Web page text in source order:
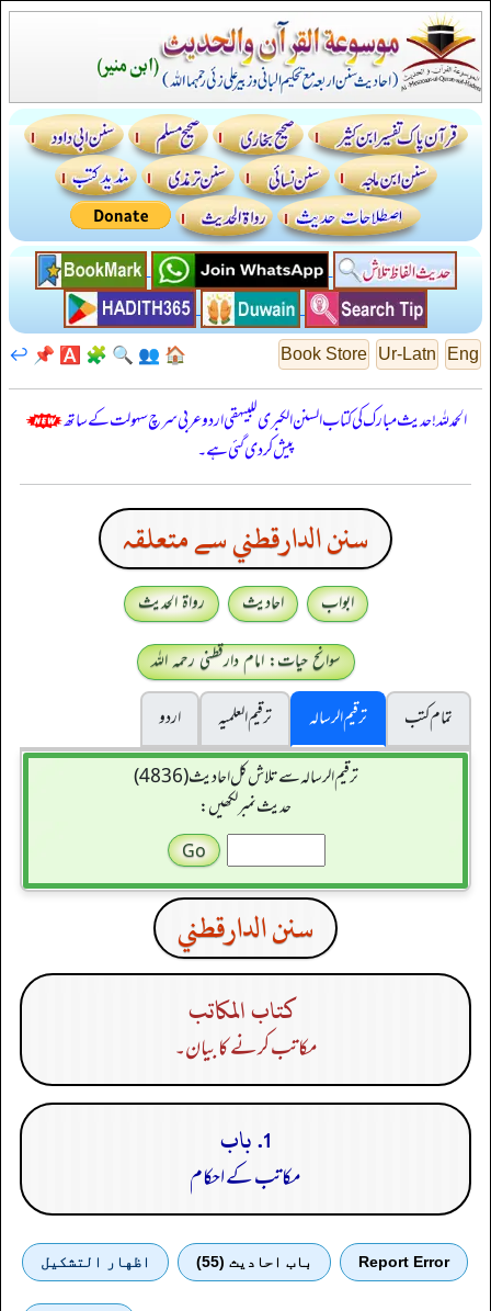
Eng
Ur-Latn
Book Store
🏠
👥
🔍
🧩
🅰️
📌
↩️
الحمدللہ! حدیث مبارک کی کتاب السنن الكبرى للبيهقي اردو عربی سرچ سہولت کے ساتھ
پیش کر دی گئی ہے۔
سنن الدارقطني سے متعلقہ
ابواب احادیث
رواۃ الحدیث
سوانح حیات: امام دارقطنی رحمہ اللہ
تمام کتب
ترقیم الرسالہ ترقیم العلمیہ
اردو
ترقیم الرسالہ سے تلاش کل احادیث (4836)
حدیث نمبر لکھیں:
سنن الدارقطني
كتاب المكاتب
مکاتب کرنے کا بیان۔
1. باب
مکاتب کے احکام
Report Error باب احادیث (55) اظهار التشكيل